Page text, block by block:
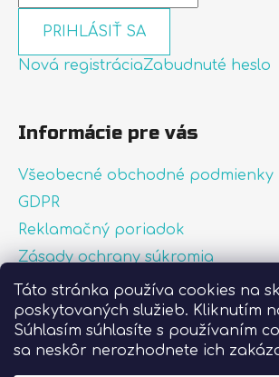
Táto stránka používa cookies na
poskytovaných služieb. Kliknutím
Súhlasím súhlasíte s používaním
sa neskôr nerozhodnete ich
PRIHLÁSIŤ SA
Nová registráciaZabudnuté heslo
Informácie pre vás
Všeobecné obchodné podmienky
GDPR
Reklamačný poriadok
Zásady ochrany súkromia
Zásady používania súborov
O nás
FAQ